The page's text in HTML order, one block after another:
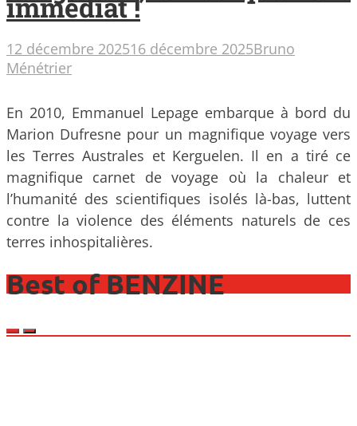
immédiat !
12 décembre 202516 décembre 2025Bruno
Ménétrier
En 2010, Emmanuel Lepage embarque à bord du
Marion Dufresne pour un magnifique voyage vers
les Terres Australes et Kerguelen. Il en a tiré ce
magnifique carnet de voyage où la chaleur et
l’humanité des scientifiques isolés là-bas, luttent
contre la violence des éléments naturels de ces
terres inhospitalières.
Best of BENZINE